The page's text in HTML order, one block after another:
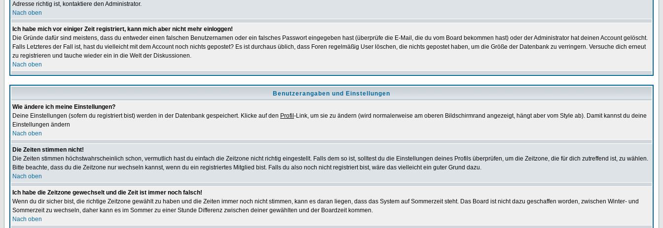
Adresse richtig ist, kontaktiere den Administrator.
Nach oben
Ich habe mich vor einiger Zeit registriert, kann mich aber nicht mehr einloggen!
Die Gründe dafür sind meistens, dass du entweder einen falschen Benutzernamen oder ein falsches Passwort eingegeben hast (überprüfe die E-Mail, die du vom Board bekommen hast) oder der Administrator hat deinen Account gelöscht.
Falls Letzteres der Fall ist, hast du vielleicht mit dem Account noch nichts gepostet? Es ist durchaus üblich, dass Foren regelmäßig User löschen, die nichts gepostet haben, um die Größe der Datenbank zu verringern. Versuche dich erneut
zu registrieren und tauche wieder ein in die Welt der Diskussionen.
Nach oben
Benutzerangaben und Einstellungen
Wie ändere ich meine Einstellungen?
Deine Einstellungen (sofern du registriert bist) werden in der Datenbank gespeichert. Klicke auf den Profil -Link, um sie zu ändern (wird normalerweise am oberen Bildschirmrand angezeigt, hängt aber vom Style ab). Damit kannst du deine
Einstellungen ändern
Nach oben
Die Zeiten stimmen nicht!
Die Zeiten stimmen höchstwahrscheinlich schon, vermutlich hast du einfach die Zeitzone nicht richtig eingestellt. Falls dem so ist, solltest du die Einstellungen deines Profils überprüfen, um die Zeitzone, die für dich zutreffend ist, zu wählen.
Bitte beachte, dass du die Zeitzone nur wechseln kannst, wenn du ein registriertes Mitglied bist. Falls du also noch nicht registriert bist, wäre das vielleicht ein guter Grund dazu.
Nach oben
Ich habe die Zeitzone gewechselt und die Zeit ist immer noch falsch!
Wenn du dir sicher bist, die richtige Zeitzone gewählt zu haben und die Zeiten immer noch nicht stimmen, kann es daran liegen, dass das System auf Sommerzeit steht. Das Board ist nicht dazu geschaffen worden, zwischen Winter- und
Sommerzeit zu wechseln, daher kann es im Sommer zu einer Stunde Differenz zwischen deiner gewählten und der Boardzeit kommen.
Nach oben